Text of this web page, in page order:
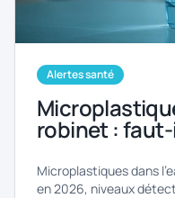
Alertes santé
robinet :
Microplastiques dans
en 2026, niveaux